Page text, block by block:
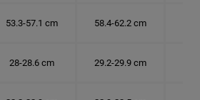
53.3-57.1 cm 58.4-62.2 cm
28-28.6 cm 29.2-29.9 cm